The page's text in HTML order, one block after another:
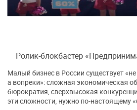
Ролик-блокбастер
Малый бизнес в России существует
а вопреки»: сложная экономическая
бюрократия, сверхвысокая
эти сложности, нужно по-настоящему